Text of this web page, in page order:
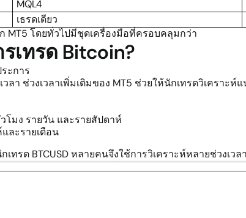
MQL4
เธรดเดียว
MT5 โดยทั่วไปมีชุดเครื่องมือที่ครอบคลุมกว่า
เทรด Bitcoin?
ะการ
า ช่วงเวลาเพิ่มเติมของ MT5 ช่วยให้นักเทรดวิเคราะ
โมง รายวัน และรายสัปดาห์
ละรายเดือน
เทรด BTCUSD หลายคนจึงใช้การวิเคราะห์หลายช่วงเว